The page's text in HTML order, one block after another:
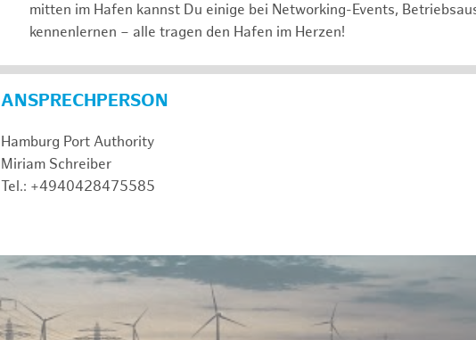
mitten im Hafen kannst Du einige bei Networking-Events,
kennenlernen – alle tragen den Hafen im Herzen!
ANSPRECHPERSON
Hamburg Port Authority
Miriam Schreiber
Tel.: +4940428475585